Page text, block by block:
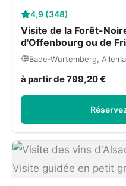
4,9 (348)
Visite de la Forêt-
d'Offenbourg ou de
Bade-Wurtemberg,
à partir de 799,20 €